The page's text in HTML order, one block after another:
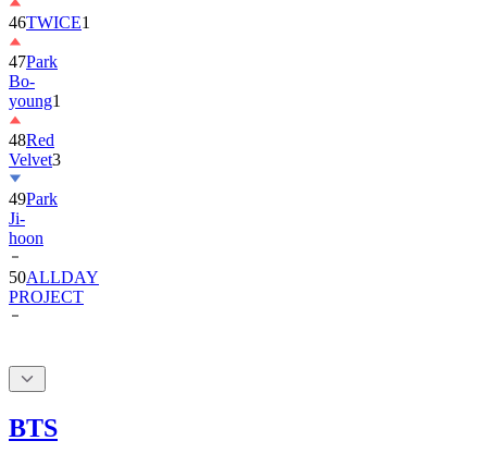
47Park
Bo-
young1
48Red
Velvet
49Park
Ji-
hoon
50ALLDAY
PROJECT
BTS